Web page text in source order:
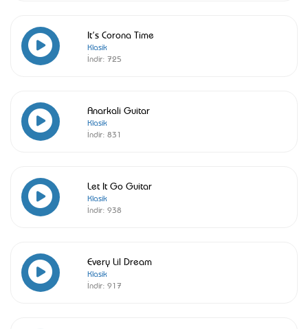
It’s Corona Time
Klasik
İndir: 725
Anarkali Guitar
Klasik
İndir: 831
Let It Go Guitar
Klasik
İndir: 938
Every Lil Dream
Klasik
İndir: 917